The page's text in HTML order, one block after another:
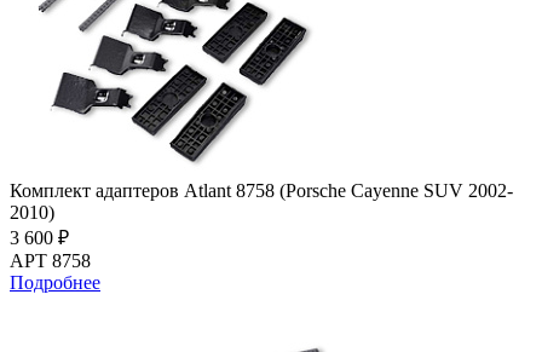
Комплект адаптеров Atlant 8758 (Porsche Cayenne SUV 2002-
2010)
3 600 ₽
АРТ 8758
Подробнее